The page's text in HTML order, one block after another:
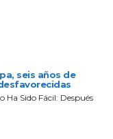
seis años de
Ha Sido Fácil: Después